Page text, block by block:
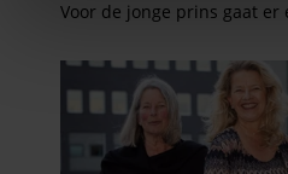
personaliseren, om functies
en om ons websiteverkeer te
informatie over uw gebruik
partners voor social media,